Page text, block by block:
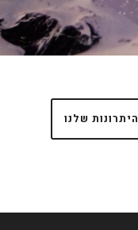
היתרונות שלנו